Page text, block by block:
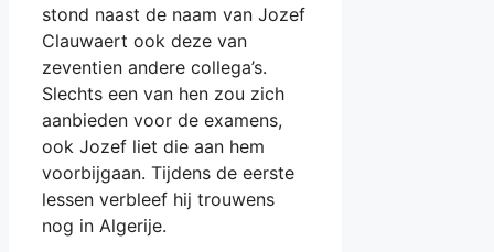
stond naast de naam van Jozef
Clauwaert ook deze van
zeventien andere collega’s.
Slechts een van hen zou zich
aanbieden voor de examens,
ook Jozef liet die aan hem
voorbijgaan. Tijdens de eerste
lessen verbleef hij trouwens
nog in Algerije.